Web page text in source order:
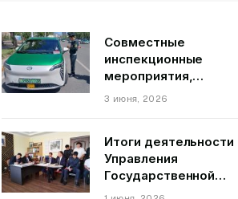
Совместные
инспекционные
мероприятия,
связанные с
средствами на
территории города
Душанбе
3 июня, 2026
Итоги деятельности
Управления
Государственной
службы по надзору и